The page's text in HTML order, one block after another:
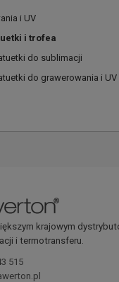
i UV
i trofea
do sublimacji
do grawerowania i UV
krajowym
i termotransferu.
515